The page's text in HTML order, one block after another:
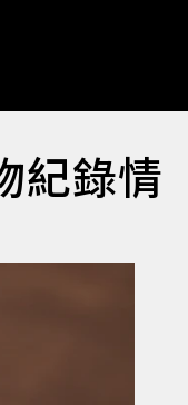
紀錄情